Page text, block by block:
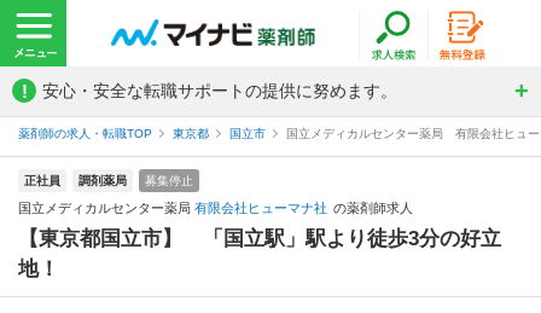
! 安心・安全な転職サポートの提供に努めます。
薬剤師の求人・転職TOP 東京都 国立市 国立メディカルセンター薬局 有限会社ヒュ
正社員 調剤薬局 募集停止
国立メディカルセンター薬局 有限会社ヒューマナ社 の薬剤師求人
【東京都国立市】 「国立駅」駅より徒歩3分の好立
地！